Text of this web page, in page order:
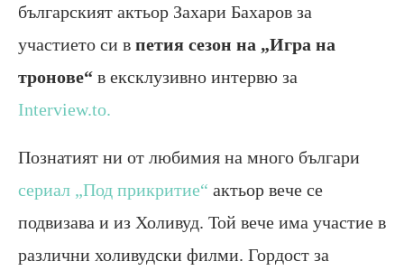
българският актьор Захари Бахаров за
участието си в петия сезон на „Игра на
тронове“ в ексклузивно интервю за
Interview.to.
Познатият ни от любимия на много българи
сериал „Под прикритие“ актьор вече се
подвизава и из Холивуд. Той вече има участие в
различни холивудски филми. Гордост за